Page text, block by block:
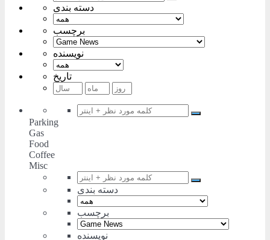
دسته بندی
برچسب
نویسنده
تاریخ
Parking
Gas
Food
Coffee
Misc
دسته بندی
برچسب
نویسنده